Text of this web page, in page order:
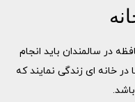
در سالمندان باید انجام
خانه ای زندگی نمایند که